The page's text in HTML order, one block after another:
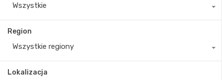
Wszystkie
Region
Wszystkie regiony
Lokalizacja